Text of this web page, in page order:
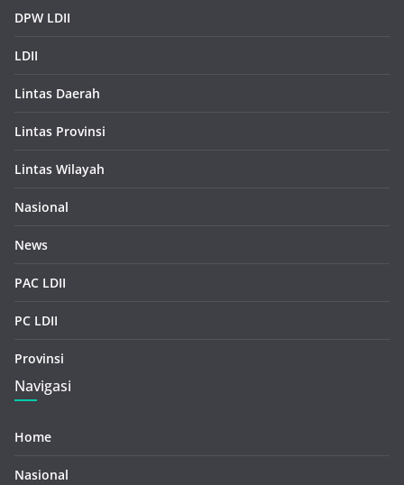
DPW LDII
LDII
Lintas Daerah
Lintas Provinsi
Lintas Wilayah
Nasional
News
PAC LDII
PC LDII
Provinsi
Navigasi
Home
Nasional